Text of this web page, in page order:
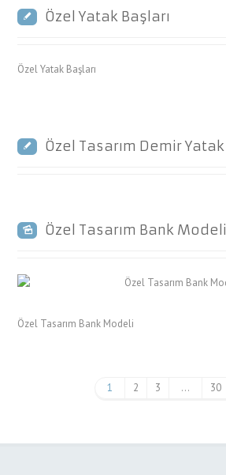
Özel Yatak Başları
Özel Yatak Başları
Özel Tasarım Demir Yatak
Özel Tasarım Bank Modeli
Özel Tasarım Bank Modeli
1 2 3 … 30